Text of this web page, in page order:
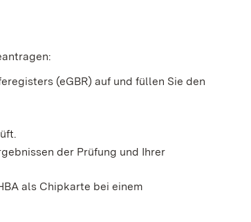
(eGBR) auf und füllen Sie den
der Prüfung und Ihrer
als Chipkarte bei einem